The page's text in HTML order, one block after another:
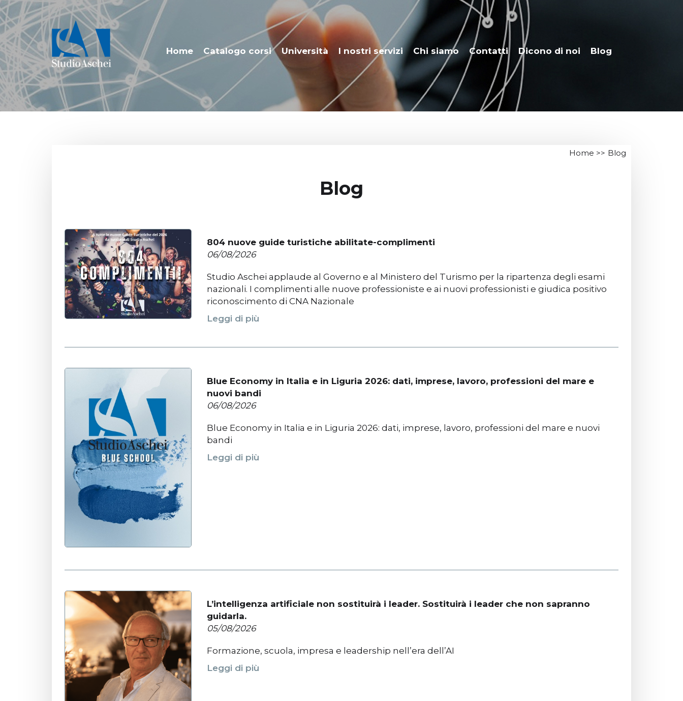
Home Catalogo corsi Università I nostri servizi Chi siamo Contatti Dicono di noi Blog
Blog
Home >>
Blog
804 nuove guide turistiche abilitate-complimenti
06/08/2026
Studio Aschei applaude al Governo e al Ministero del Turismo per la ripartenza degli esami
nazionali. I complimenti alle nuove professioniste e ai nuovi professionisti e giudica positivo
riconoscimento di CNA Nazionale
Leggi di più
Blue Economy in Italia e in Liguria 2026: dati, imprese, lavoro, professioni del mare e
nuovi bandi
06/08/2026
Blue Economy in Italia e in Liguria 2026: dati, imprese, lavoro, professioni del mare e nuovi
bandi
Leggi di più
L’intelligenza artificiale non sostituirà i leader. Sostituirà i leader che non sapranno
guidarla.
05/08/2026
Formazione, scuola, impresa e leadership nell’era dell’AI
Leggi di più